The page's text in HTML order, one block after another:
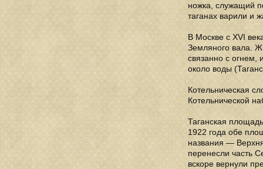
ножка, служащий
таганах варили и
В Москве с XVI
Земляного вала.
связанно с огнем,
около воды
Котельническая
Котельнической
Таганская
1922 года обе
названия —
перенесли часть
вскоре вернули